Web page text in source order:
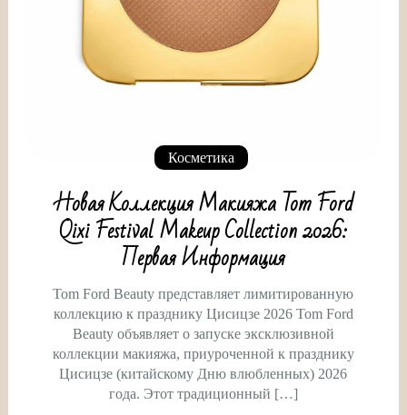
Косметика
Новая Коллекция Макияжа Tom Ford
Qixi Festival Makeup Collection 2026:
Первая Информация
Tom Ford Beauty представляет лимитированную
коллекцию к празднику Цисицзе 2026 Tom Ford
Beauty объявляет о запуске эксклюзивной
коллекции макияжа, приуроченной к празднику
Цисицзе (китайскому Дню влюбленных) 2026
года. Этот традиционный […]